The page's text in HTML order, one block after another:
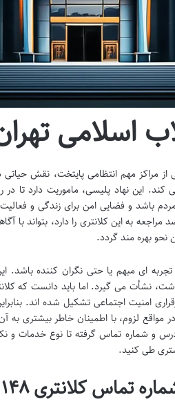
عنوان یکی از مراکز مهم انتظامی پایتخت،
این نهاد پلیسی، ماموریت دارد تا
باشد و فضایی امن برای زندگی و
به این کلانتری را دارد، بتواند با
نحو بهره مند گردد.
تجربه ای مبهم یا حتی نگران کننده باشد.
نشأت می گیرد. اما باید دانست که
امنیت اجتماعی تشکیل شده اند.
مواقع لزوم، با اطمینان خاطر بیشتری به
تهران، از آدرس و شماره تماس گرفته تا نوع
طی کنید.
کلانتری ۱۴۸ انقلاب